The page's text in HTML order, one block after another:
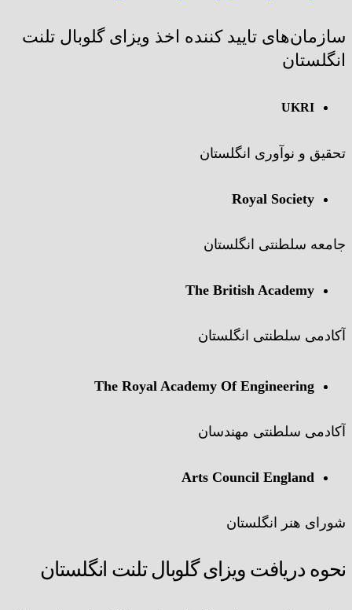
سازمان‌های تایید کننده اخذ ویزای گلوبال تلنت
انگلستان
UKRI
تحقیق و نوآوری انگلستان
Royal Society
جامعه سلطنتی انگلستان
The British Academy
آکادمی سلطنتی انگلستان
The Royal Academy Of Engineering
آکادمی سلطنتی مهندسان
Arts Council England
شورای هنر انگلستان
نحوه دریافت ویزای گلوبال تلنت انگلستان